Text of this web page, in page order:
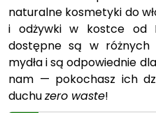
naturalne kosmetyki do
i odżywki w kostce od
dostępne są w różnych
mydła i są odpowiednie
nam — pokochasz ich
duchuzero waste!